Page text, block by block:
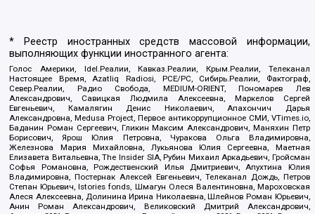
* Реестр иностранных средств массовой информации,
выполняющих функции иностранного агента:
Голос Америки, Idel.Реалии, Кавказ.Реалии, Крым.Реалии, Телеканал
Настоящее Время, Azatliq Radiosi, PCE/PC, Сибирь.Реалии, Фактограф,
Север.Реалии, Радио Свобода, MEDIUM-ORIENT, Пономарев Лев
Александрович, Савицкая Людмила Алексеевна, Маркелов Сергей
Евгеньевич, Камалягин Денис Николаевич, Апахончич Дарья
Александровна, Medusa Project, Первое антикоррупционное СМИ, VTimes.io,
Баданин Роман Сергеевич, Гликин Максим Александрович, Маняхин Петр
Борисович, Ярош Юлия Петровна, Чуракова Ольга Владимировна,
Железнова Мария Михайловна, Лукьянова Юлия Сергеевна, Маетная
Елизавета Витальевна, The Insider SIA, Рубин Михаил Аркадьевич, Гройсман
Софья Романовна, Рождественский Илья Дмитриевич, Апухтина Юлия
Владимировна, Постернак Алексей Евгеньевич, Телеканал Дождь, Петров
Степан Юрьевич, Istories fonds, Шмагун Олеся Валентиновна, Мароховская
Алеся Алексеевна, Долинина Ирина Николаевна, Шлейнов Роман Юрьевич,
Анин Роман Александрович, Великовский Дмитрий Александрович,